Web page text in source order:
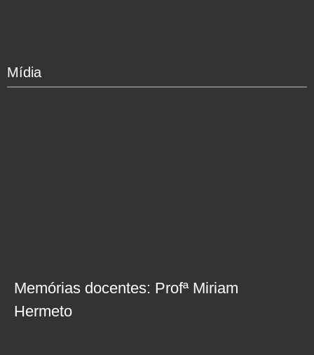
Mídia
Memórias docentes: Profª Miriam
Hermeto